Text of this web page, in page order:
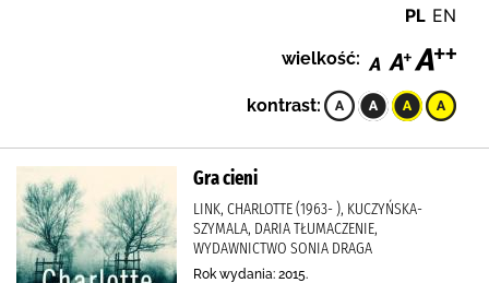
PL EN
wielkość:
kontrast:
Gra cieni
LINK, CHARLOTTE (1963- ), KUCZYŃSKA-
SZYMALA, DARIA TŁUMACZENIE,
WYDAWNICTWO SONIA DRAGA
Rok wydania: 2015.